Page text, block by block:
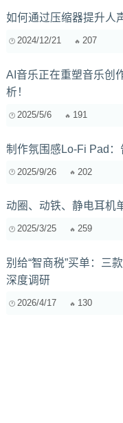
如何通过压缩器提升人
2024/12/21 207
AI音乐正在重塑音乐创
析！
2025/5/6 191
制作氛围感Lo-Fi Pad：
2025/9/26 202
动圈、动铁、静电耳机
2025/3/25 259
别给“智商税”买单：三
深度调研
2026/4/17 130